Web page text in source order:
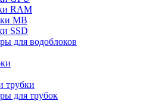
RAM
MB
SSD
для водоблоков
трубки
для трубок